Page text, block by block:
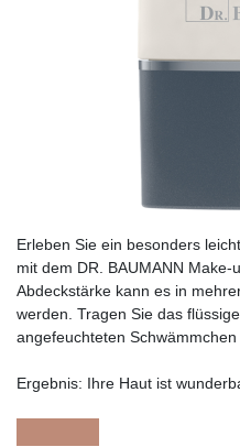
Erleben Sie ein besonders
mit dem DR. BAUMANN
Abdeckstärke kann es in
werden. Tragen Sie das
angefeuchteten
Ergebnis: Ihre Haut ist